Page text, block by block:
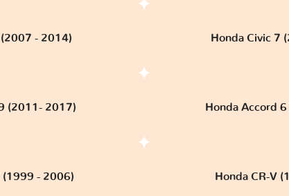
(2007 - 2014) Honda Civic 7
(2011- 2017) Honda Accord
(1999 - 2006) Honda CR-V